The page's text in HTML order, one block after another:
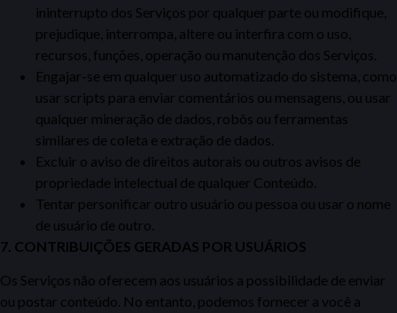
ininterrupto dos Serviços por qualquer parte ou modifique,
prejudique, interrompa, altere ou interfira com o uso,
recursos, funções, operação ou manutenção dos Serviços.
Engajar-se em qualquer uso automatizado do sistema, como
usar scripts para enviar comentários ou mensagens, ou usar
qualquer mineração de dados, robôs ou ferramentas
similares de coleta e extração de dados.
Excluir o aviso de direitos autorais ou outros avisos de
propriedade intelectual de qualquer Conteúdo.
Tentar personificar outro usuário ou pessoa ou usar o nome
de usuário de outro.
7. CONTRIBUIÇÕES GERADAS POR USUÁRIOS
Os Serviços não oferecem aos usuários a possibilidade de enviar
ou postar conteúdo. No entanto, podemos fornecer a você a